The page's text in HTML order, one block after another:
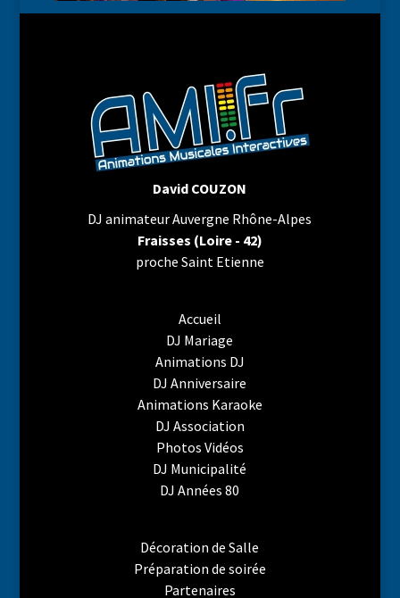
David COUZON
DJ animateur Auvergne Rhône-Alpes
Fraisses (Loire - 42)
proche Saint Etienne
Accueil
DJ Mariage
Animations DJ
DJ Anniversaire
Animations Karaoke
DJ Association
Photos Vidéos
DJ Municipalité
DJ Années 80
Décoration de Salle
Préparation de soirée
Partenaires